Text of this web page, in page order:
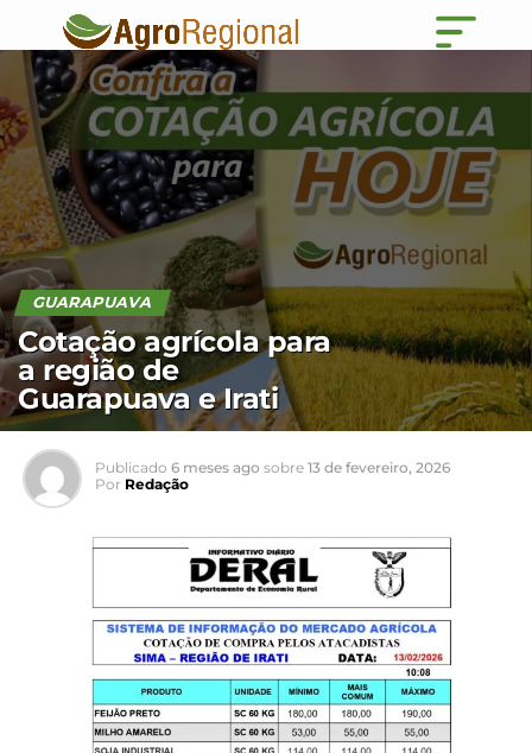
GUARAPUAVA
Cotação agrícola para
a região de
Guarapuava e Irati
Publicado 6 meses ago sobre 13 de fevereiro, 2026
Por Redação